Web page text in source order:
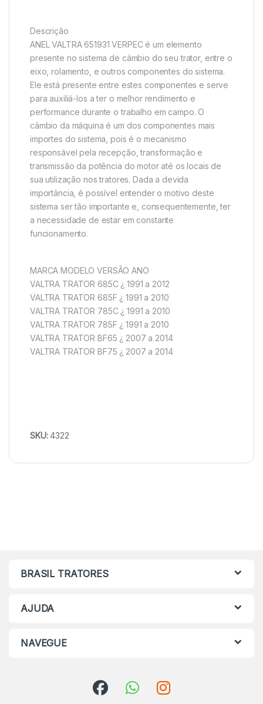
Descrição
ANEL VALTRA 651931 VERPEC é um elemento
presente no sistema de câmbio do seu trator, entre o
eixo, rolamento, e outros componentes do sistema.
Ele está presente entre estes componentes e serve
para auxiliá-los a ter o melhor rendimento e
performance durante o trabalho em campo. O
câmbio da máquina é um dos componentes mais
importes do sistema, pois é o mecanismo
responsável pela recepção, transformação e
transmissão da potência do motor até os locais de
sua utilização nos tratores. Dada a devida
importância, é possível entender o motivo deste
sistema ser tão importante e, consequentemente, ter
a necessidade de estar em constante
funcionamento.
MARCA MODELO VERSÃO ANO
VALTRA TRATOR 685C ¿ 1991 a 2012
VALTRA TRATOR 685F ¿ 1991 a 2010
VALTRA TRATOR 785C ¿ 1991 a 2010
VALTRA TRATOR 785F ¿ 1991 a 2010
VALTRA TRATOR BF65 ¿ 2007 a 2014
VALTRA TRATOR BF75 ¿ 2007 a 2014
SKU:4322
BRASIL TRATORES
AJUDA
NAVEGUE